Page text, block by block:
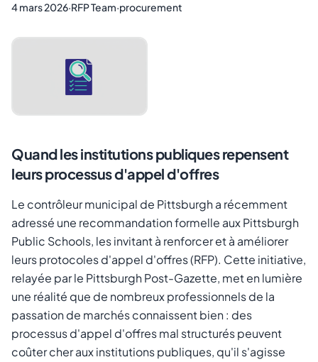
4 mars 2026·RFP Team·procurement
Quand les institutions publiques repensent
leurs processus d'appel d'offres
Le contrôleur municipal de Pittsburgh a récemment
adressé une recommandation formelle aux Pittsburgh
Public Schools, les invitant à renforcer et à améliorer
leurs protocoles d'appel d'offres (RFP). Cette initiative,
relayée par le Pittsburgh Post-Gazette, met en lumière
une réalité que de nombreux professionnels de la
passation de marchés connaissent bien : des
processus d'appel d'offres mal structurés peuvent
coûter cher aux institutions publiques, qu'il s'agisse
Envoyer le lien